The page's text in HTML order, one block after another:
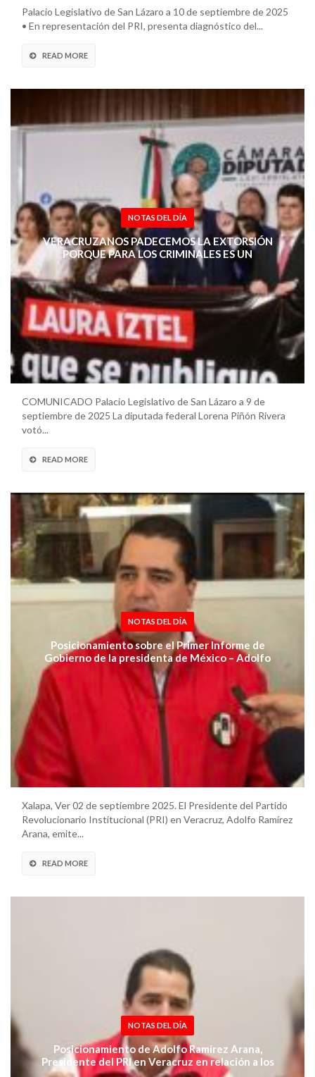
Palacio Legislativo de San Lázaro a 10 de septiembre de 2025
• En representación del PRI, presenta diagnóstico del...
READ MORE
NOTAS DEL DÍA
VERACRUZANOS PADECEMOS LA EXTORSIÓN
PORQUE PARA LOS CRIMINALES ES UN
«NEGOCIO» PRÓSPERO Y DE BAJO RIESGO:
LORENA PIÑÓN RIVERA
COMUNICADO Palacio Legislativo de San Lázaro a 9 de
septiembre de 2025 La diputada federal Lorena Piñón Rivera
votó...
READ MORE
NOTAS DEL DÍA
Posicionamiento sobre el Primer Informe de
Gobierno de la presidenta de México – Adolfo
Ramírez Arana
Xalapa, Ver 02 de septiembre 2025. El Presidente del Partido
Revolucionario Institucional (PRI) en Veracruz, Adolfo Ramírez
Arana, emite...
READ MORE
NOTAS DEL DÍA
Posicionamiento de Adolfo Ramírez Arana,
Presidente del PRI en Veracruz en relación a los
hechos ocurridos en el Senado